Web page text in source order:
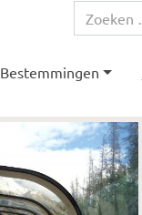
Bestemmingen